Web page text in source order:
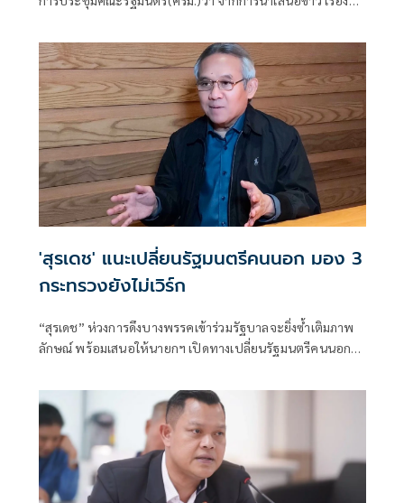
ร่วมรัฐบาลและนายกฯไปแล้วว่า รัฐบาลนี้มีเสถียรภาพและ
ทำงานร่วมกันอย่างเต็มที่
'สุรเดช' แนะเปลี่ยนรัฐมนตรีคนนอก มอง 3
กระทรวงยังไม่เวิร์ก
“สุรเดช” ห่วงการดึงบางพรรคเข้าร่วมรัฐบาลจะยิ่งซ้ำเติมภาพ
ลักษณ์ พร้อมเสนอให้นายกฯ เปิดทางเปลี่ยนรัฐมนตรีคนนอก
มาช่วยแก้วิกฤติประเทศ